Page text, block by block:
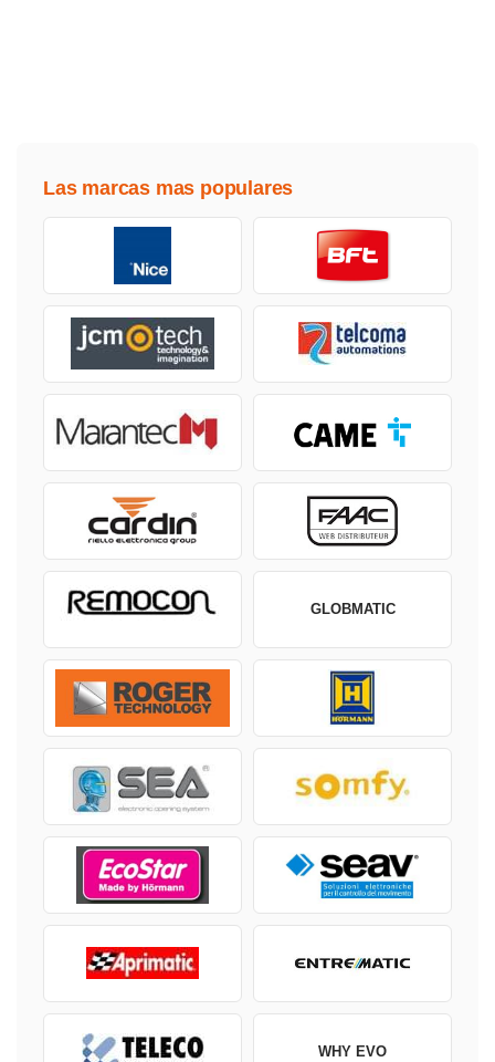
Las marcas mas populares
GLOBMATIC
WHY EVO